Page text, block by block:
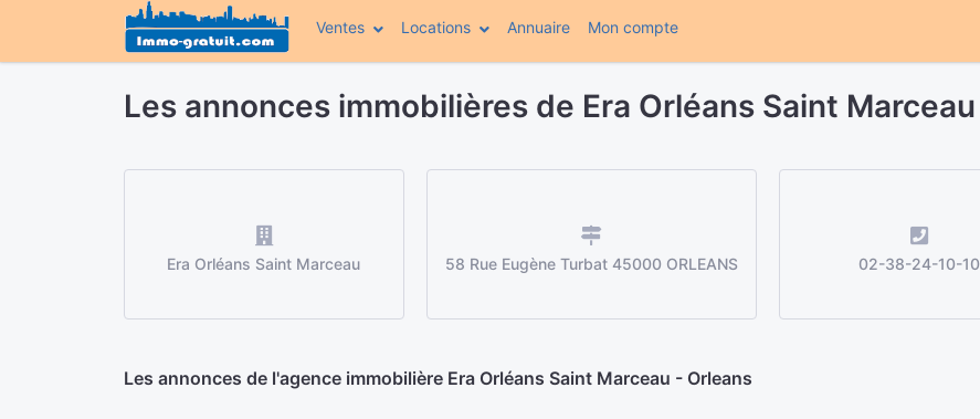
Ventes Locations Annuaire Mon compte(current)
Les annonces immobilières de Era Orléans Saint Marceau
Era Orléans Saint Marceau 58 Rue Eugène Turbat 45000 ORLEANS 02-38-24-10-10
Les annonces de l'agence immobilière Era Orléans Saint Marceau - Orleans